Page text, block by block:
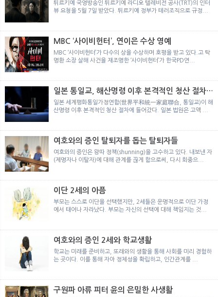
튀르키예 국영방송인 튀르키예 라디오 텔레비전 공사(TRT)의 인터
뷰 요청을 5월 7일 받았다. 튀르키예 정부가 테러조직으로 규정...
MBC ‘사이비헌터’, 연이은 수상 영예
MBC ‘사이비헌터’가 다수의 상을 수상하며 호평을 받고 있다.고 탁
명환 소장 살해 사건을 재조명한 ‘사이비헌터’가 한국PD연...
일본 통일교, 해산명령 이후 본격적인 청산 절차
돌입
일본 세계평화통일가정연합(世界平和統一家庭聯合, 통일교)이 해
산명령 이후 본격적인 청산 절차에 들어갔다. 일본 법원은 고액 ...
여호와의 증인 탈퇴자를 돕는 탈퇴자들
여호와의 증인은 왕따 정책(shunning)을 고수하고 있다. 내보낸 자
(제명자나 이탈자)에 대해 관계를 끊게 함으로써, 다시 회중으...
이단 2세의 아픔
부모는 스스로 이단을 선택했지만, 2세들은 운명적으로 이단 가정
에서 태어나 자라났다. 부모는 자신의 선택에 대해 책임지는 것...
여호와의 증인 2세와 학교생활
학교는 미래를 준비하고, 또래와의 생활을 통해 사회를 미리 경험하
는 곳이다. 이를 통해 자아 정체성을 확립하고, 인간관계를 ...
구원파 아류 피터 윤의 은밀한 사생활